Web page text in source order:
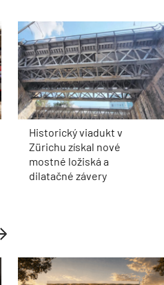
Historický viadukt v
Zürichu získal nové
mostné ložiská a
dilatačné závery